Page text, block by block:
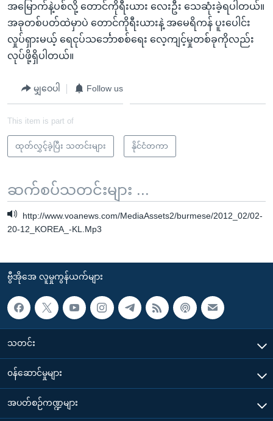
အမြောက်နဲ့ပစ်လို့ တောင်ကိုရီးယား လေးဦး သေဆုံးခဲ့ရပါတယ်။
အခုတစ်ပတ်ထဲမှာပဲ တောင်ကိုရီးယားနဲ့ အမေရိကန် ပူးပေါင်း
လှုပ်ရှားမယ့် ရေငုပ်သင်္ဘောစစ်ရေး လေ့ကျင့်မှုတစ်ခုကိုလည်း
လုပ်ဖို့ရှိပါတယ်။
မျှဝေပါ Follow us
This item is part of
ထုတ်လွှင့်ခဲ့ပြီး သတင်းများ နိုင်ငံတကာ
ဆက်စပ်သတင်းများ ...
http://www.voanews.com/MediaAssets2/burmese/2012_02/02-
20-12_KOREA_-KL.Mp3
ဗွီအိုအေ လူမှုကွန်ယက်များ
သတင်း
၀န်ဆောင်မှုများ
အပတ်စဉ်ကဏ္ဍများ